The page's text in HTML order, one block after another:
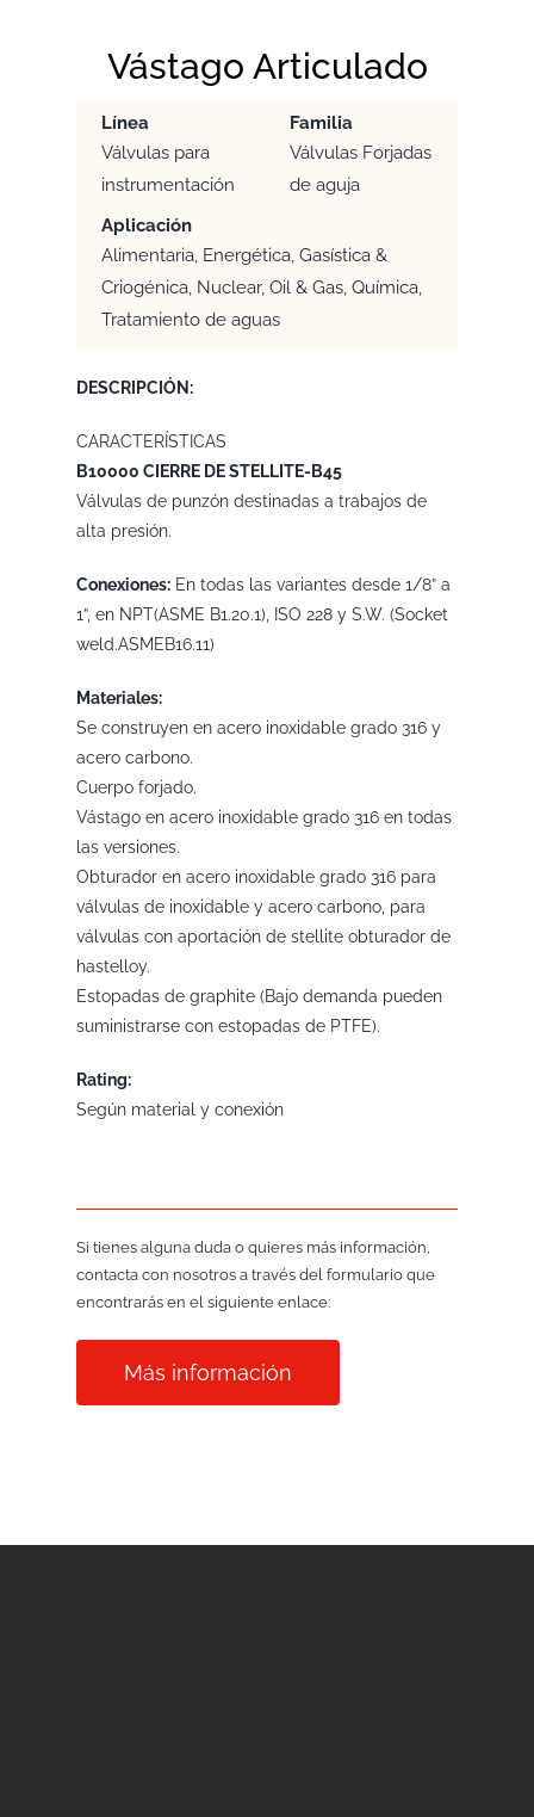
Vástago Articulado
Línea
Familia
Válvulas para
instrumentación
Válvulas Forjadas
de aguja
Aplicación
Alimentaria, Energética, Gasística &
Criogénica, Nuclear, Oil & Gas, Química,
Tratamiento de aguas
DESCRIPCIÓN:
CARACTERÍSTICAS
B10000 CIERRE DE STELLITE-B45
Válvulas de punzón destinadas a trabajos de
alta presión.
Conexiones:En todas las variantes desde 1/8” a
1”, en NPT(ASME B1.20.1), ISO 228 y S.W. (Socket
weld.ASMEB16.11)
Materiales:
Se construyen en acero inoxidable grado 316 y
acero carbono.
Cuerpo forjado.
Vástago en acero inoxidable grado 316 en todas
las versiones.
Obturador en acero inoxidable grado 316 para
válvulas de inoxidable y acero carbono, para
válvulas con aportación de stellite obturador de
hastelloy.
Estopadas de graphite (Bajo demanda pueden
suministrarse con estopadas de PTFE).
Rating:
Según material y conexión
Si tienes alguna duda o quieres más información,
contacta con nosotros a través del formulario que
encontrarás en el siguiente enlace:
Más información